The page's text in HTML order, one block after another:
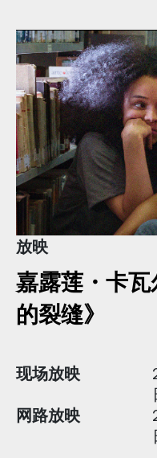
放映
嘉露莲・卡
的裂缝》
现场放映
网路放映